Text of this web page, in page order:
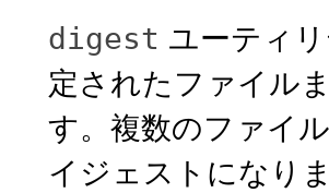
digest ユーティ
定されたファイル
す。複数のファイ
イジェストになりま